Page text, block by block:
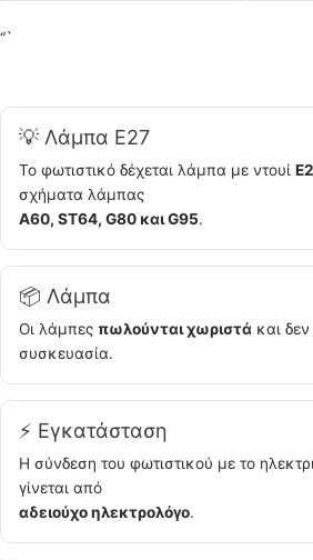
“`
💡 Λάμπα E27
Το φωτιστικό δέχεται λάμπα με ντουί
σχήματα λάμπας
A60, ST64, G80 και G95.
📦 Λάμπα
Οι λάμπες πωλούνται χωριστά και
συσκευασία.
⚡ Εγκατάσταση
Η σύνδεση του φωτιστικού με το
γίνεται από
αδειούχο ηλεκτρολόγο.